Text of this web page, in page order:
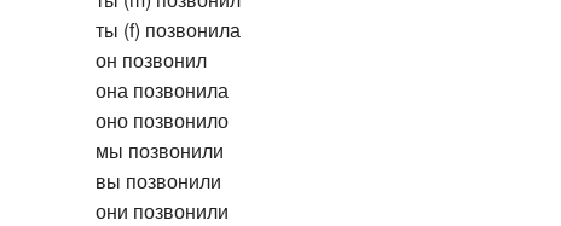
ты (f) позвонила
он позвонил
она позвонила
оно позвонило
мы позвонили
вы позвонили
они позвонили